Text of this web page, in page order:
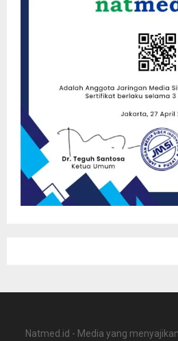
Natmed.id - Media yang